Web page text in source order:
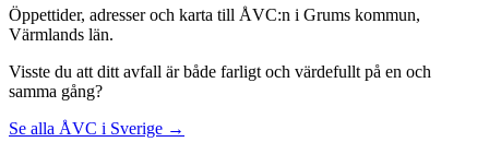
Öppettider, adresser och karta till ÅVC:n i Grums kommun,
Värmlands län.
Visste du att ditt avfall är både farligt och värdefullt på en och
samma gång?
Se alla ÅVC i Sverige →